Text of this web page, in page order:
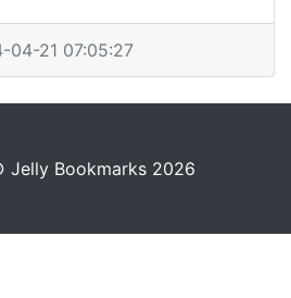
04-21 07:05:27
Jelly Bookmarks 2026